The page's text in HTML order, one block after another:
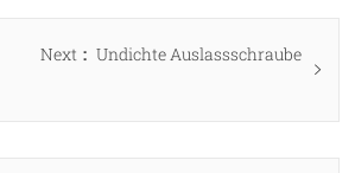
Next
Next
Undichte Auslassschraube